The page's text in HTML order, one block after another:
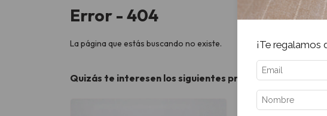
Error - 404
La página que estás buscando no existe.
Quizás te interesen los siguientes productos.
¡Te regalamos